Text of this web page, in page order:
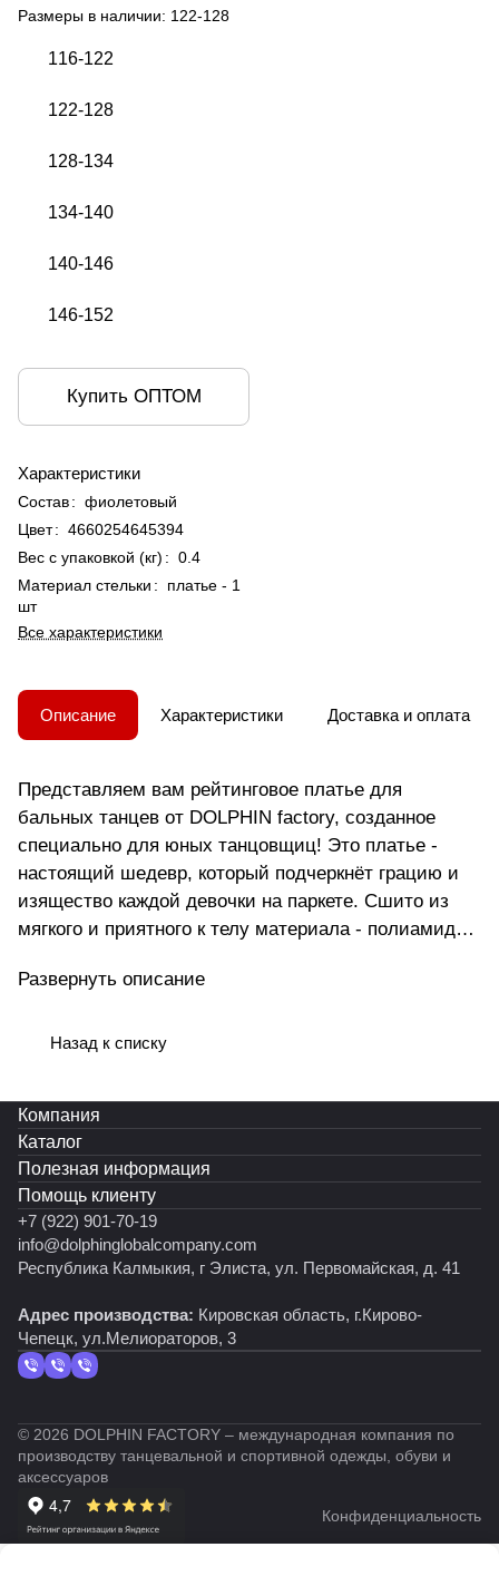
Размеры в наличии: 122-128
116-122
122-128
128-134
134-140
140-146
146-152
Купить ОПТОМ
Характеристики
Состав: фиолетовый
Цвет: 4660254645394
Вес с упаковкой (кг) : 0.4
Материал стельки :
платье - 1
шт
Все характеристики
Описание Характеристики Доставка и оплата
Представляем вам рейтинговое платье для
бальных танцев от DOLPHIN factory, созданное
специально для юных танцовщиц! Это платье -
настоящий шедевр, который подчеркнёт грацию и
изящество каждой девочки на паркете. Сшито из
мягкого и приятного к телу материала - полиамида
движений во время танца. Фиолетовый цвет
застежки легко надевается и снимается, а рукава
выступлений, соревнований и просто для
тренировок. Оно подарит уверенность и поможет
юной танцовщице блистать на сцене!
Развернуть описание
Назад к списку
Компания
Каталог
Полезная информация
Помощь клиенту
+7 (922) 901-70-19
info@dolphinglobalcompany.com
Республика Калмыкия, г Элиста, ул. Первомайская, д. 41
Адрес производства: Кировская область, г.Кирово-
Чепецк, ул.Мелиораторов, 3
© 2026 DOLPHIN FACTORY – международная компания по
производству танцевальной и спортивной одежды, обуви и
аксессуаров
Конфиденциальность